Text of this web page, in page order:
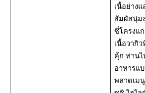
เนื้อย่าง
สัมผัสนุ่ม
ซี่โครงแ
เนื้อวากิ
คุ้ก ท่าน
อาหารแ
พลาดเม